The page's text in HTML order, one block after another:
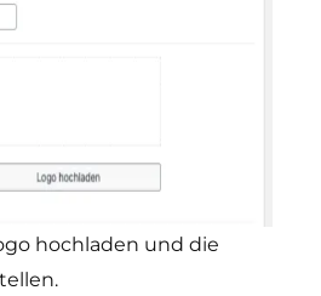
hochladen und die